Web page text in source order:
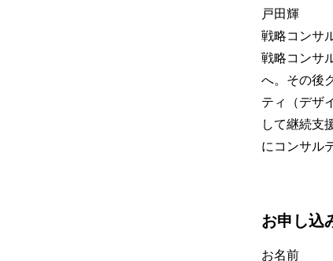
戸田輝
戦略コンサ
戦略コンサ
へ。その後
ティ（デザ
して継続支
にコンサル
お申し込
お名前